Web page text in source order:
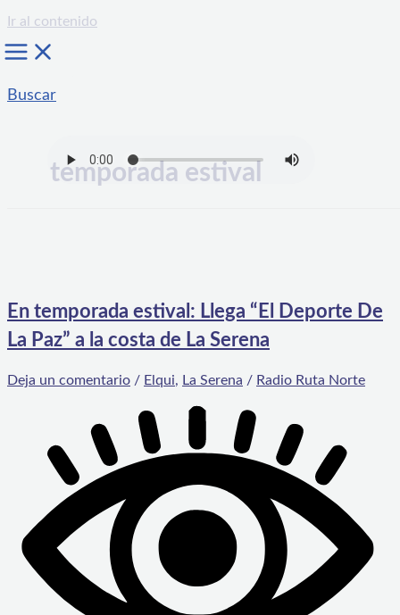
Ir al contenido
Buscar
temporada estival
En temporada estival: Llega “El Deporte De
La Paz” a la costa de La Serena
Deja un comentario / Elqui, La Serena / Radio Ruta Norte